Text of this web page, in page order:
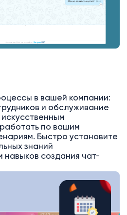
в вашей компании:
и обслуживание
по вашим
Быстро установите
знаний
навыков создания чат-